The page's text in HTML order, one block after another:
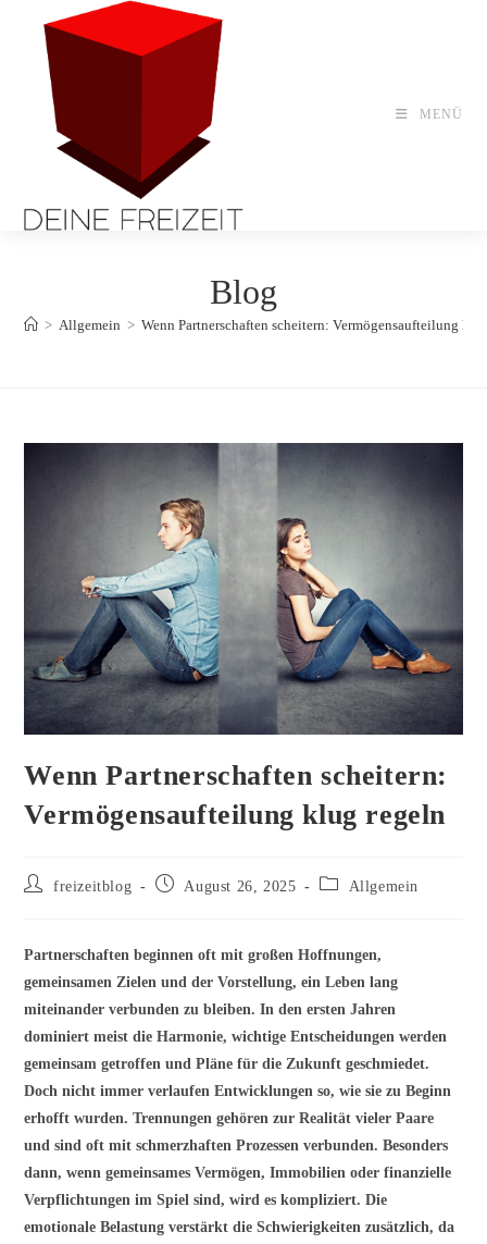
springen
MENÜ
Blog
> Allgemein > Wenn Partnerschaften scheitern: Vermögensaufteilung
Wenn Partnerschaften scheitern:
Vermögensaufteilung klug regeln
Beitrags-
freizeitblog
BeitragAugust 26, 2025
Beitrags-Allgemein
Partnerschaften beginnen oft mit großen Hoffnungen,
gemeinsamen Zielen und der Vorstellung, ein Leben lang
miteinander verbunden zu bleiben. In den ersten Jahren
dominiert meist die Harmonie, wichtige Entscheidungen werden
gemeinsam getroffen und Pläne für die Zukunft geschmiedet.
Doch nicht immer verlaufen Entwicklungen so, wie sie zu Beginn
erhofft wurden. Trennungen gehören zur Realität vieler Paare
und sind oft mit schmerzhaften Prozessen verbunden. Besonders
dann, wenn gemeinsames Vermögen, Immobilien oder finanzielle
Verpflichtungen im Spiel sind, wird es kompliziert. Die
emotionale Belastung verstärkt die Schwierigkeiten zusätzlich, da